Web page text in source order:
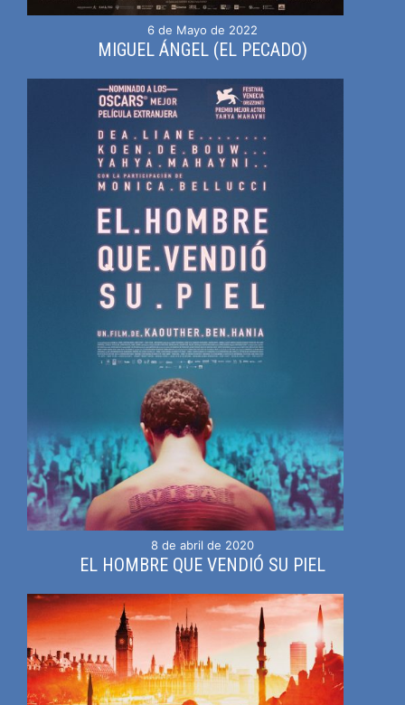
6 de Mayo de 2022
MIGUEL ÁNGEL (EL PECADO)
8 de abril de 2020
EL HOMBRE QUE VENDIÓ SU PIEL